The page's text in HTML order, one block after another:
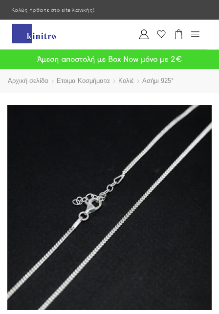
Καλώς ήρθατε στο site λιανικής!
Άμεση αποστολή με Box Now μόνο με 2€
Αρχική σελίδα Ετοιμα Κοσμήματα Κολιέ Ασήμι 925°